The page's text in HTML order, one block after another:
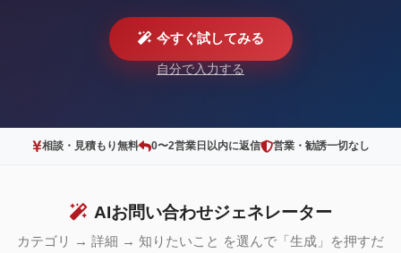
今すぐ試してみる
自分で入力する
相談・見積もり無料 0〜2営業日以内に返信 営業・勧誘一切なし
AIお問い合わせジェネレーター
カテゴリ → 詳細 → 知りたいこと を選んで「生成」を押すだ